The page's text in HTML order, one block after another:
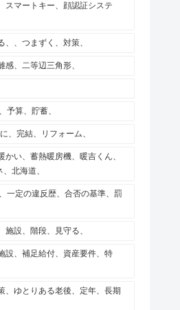
スマートキー、顔認証システ
、つまずく、対策、
、二等辺三角形、
予算、貯蓄、
、完結、リフォーム、
かい、蓄熱暖房機、暖吉くん、
北海道、
一定の違反歴、合否の基準、罰
設、階段、見守る、
設、補足給付、資産要件、特
、ゆとりある老後、定年、長期